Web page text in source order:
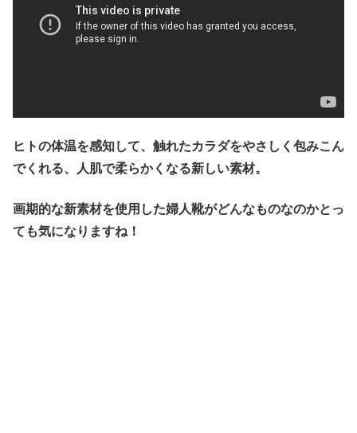
ヒトの体温を感知して、触れたカラダをやさしく包みこん
でくれる、人肌で柔らかくなる新しい素材。
画期的な新素材を使用した婦人靴がどんなものなのかとっ
ても気になりますね！